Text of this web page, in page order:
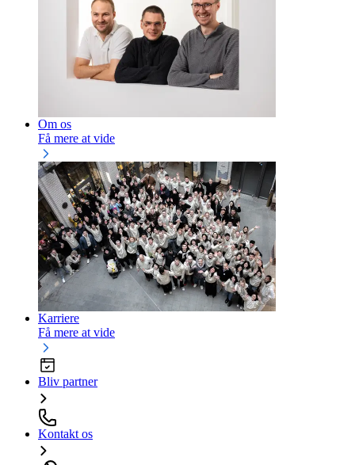
Om os
Få mere at vide
Karriere
Få mere at vide
Bliv partner
Kontakt os